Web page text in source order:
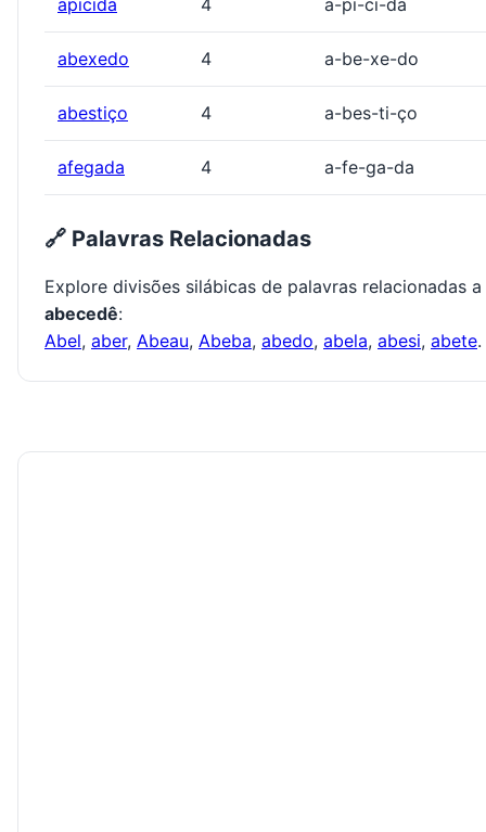
apicida 4 a-pi-ci-da
abexedo 4 a-be-xe-do
abestiço 4 a-bes-ti-ço
afegada 4 a-fe-ga-da
🔗 Palavras Relacionadas
Explore divisões silábicas de palavras relacionadas a
abecedê:
Abel, aber, Abeau, Abeba, abedo, abela, abesi, abete.